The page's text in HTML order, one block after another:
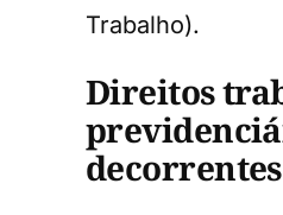
Trabalho).
Direitos
decorrentes